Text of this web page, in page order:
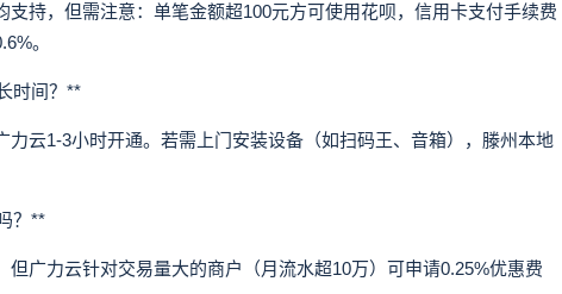
持，但需注意：单笔金额超100元方可使用花呗，信用卡支付手续费
。
时间？**
云1-3小时开通。若需上门安装设备（如扫码王、音箱），滕州本地
？**
广力云针对交易量大的商户（月流水超10万）可申请0.25%优惠费